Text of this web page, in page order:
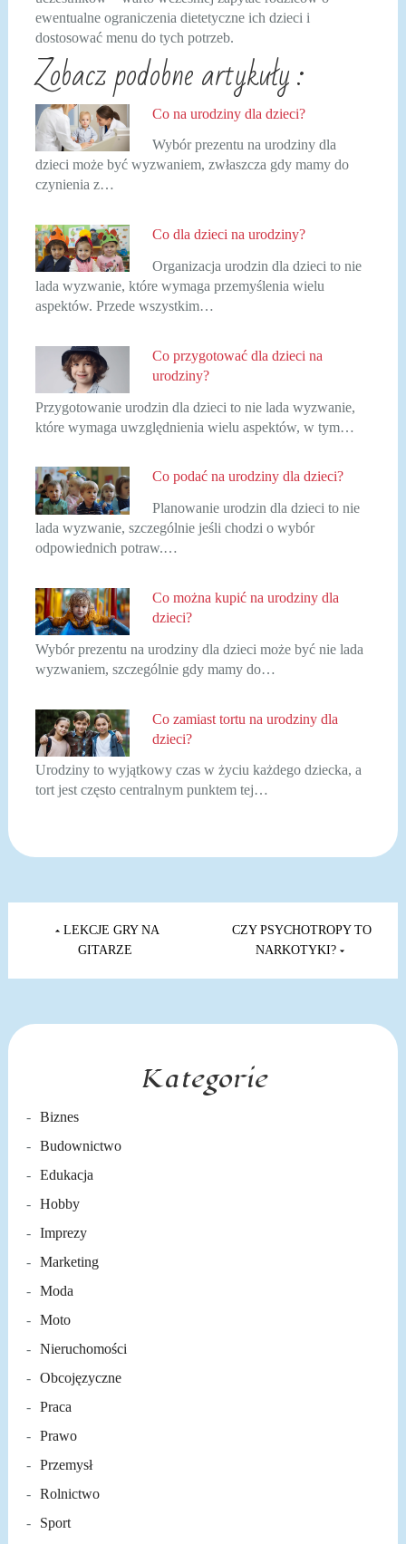
ewentualne ograniczenia dietetyczne ich dzieci i
dostosować menu do tych potrzeb.
Zobacz podobne artykuły :
Co na urodziny dla dzieci?
Wybór prezentu na urodziny dla
dzieci może być wyzwaniem, zwłaszcza gdy mamy do
czynienia z…
Co dla dzieci na urodziny?
Organizacja urodzin dla dzieci to nie
lada wyzwanie, które wymaga przemyślenia wielu
aspektów. Przede wszystkim…
Co przygotować dla dzieci na
urodziny?
Przygotowanie urodzin dla dzieci to nie lada wyzwanie,
które wymaga uwzględnienia wielu aspektów, w tym…
Co podać na urodziny dla dzieci?
Planowanie urodzin dla dzieci to nie
lada wyzwanie, szczególnie jeśli chodzi o wybór
odpowiednich potraw.…
Co można kupić na urodziny dla
dzieci?
Wybór prezentu na urodziny dla dzieci może być nie lada
wyzwaniem, szczególnie gdy mamy do…
Co zamiast tortu na urodziny dla
dzieci?
Urodziny to wyjątkowy czas w życiu każdego dziecka, a
tort jest często centralnym punktem tej…
Nawigacja
wpisuLEKCJE GRY NA
GITARZE
CZY PSYCHOTROPY TO
NARKOTYKI?
Kategorie
Biznes
Budownictwo
Edukacja
Hobby
Imprezy
Marketing
Moda
Moto
Nieruchomości
Obcojęzyczne
Praca
Prawo
Przemysł
Rolnictwo
Sport